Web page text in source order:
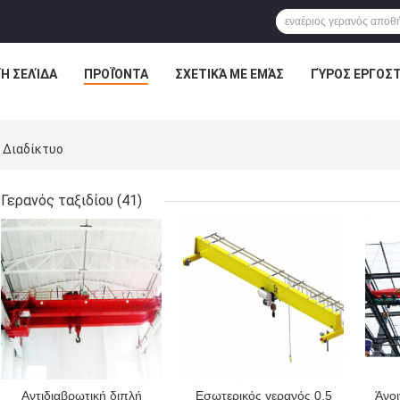
ΣΕΛΊΔΑ ΠΡΟΪΌΝΤΑ ΣΧΕΤΙΚΆ ΜΕ ΕΜΆΣ ΓΎΡΟΣ
Γερανός ταξιδίου (41)
Αντιδιαβρωτική διπλή
ΚΑΛΎΤΕΡΗ ΤΙΜΉ
Εσωτερικός γερανός 0,5